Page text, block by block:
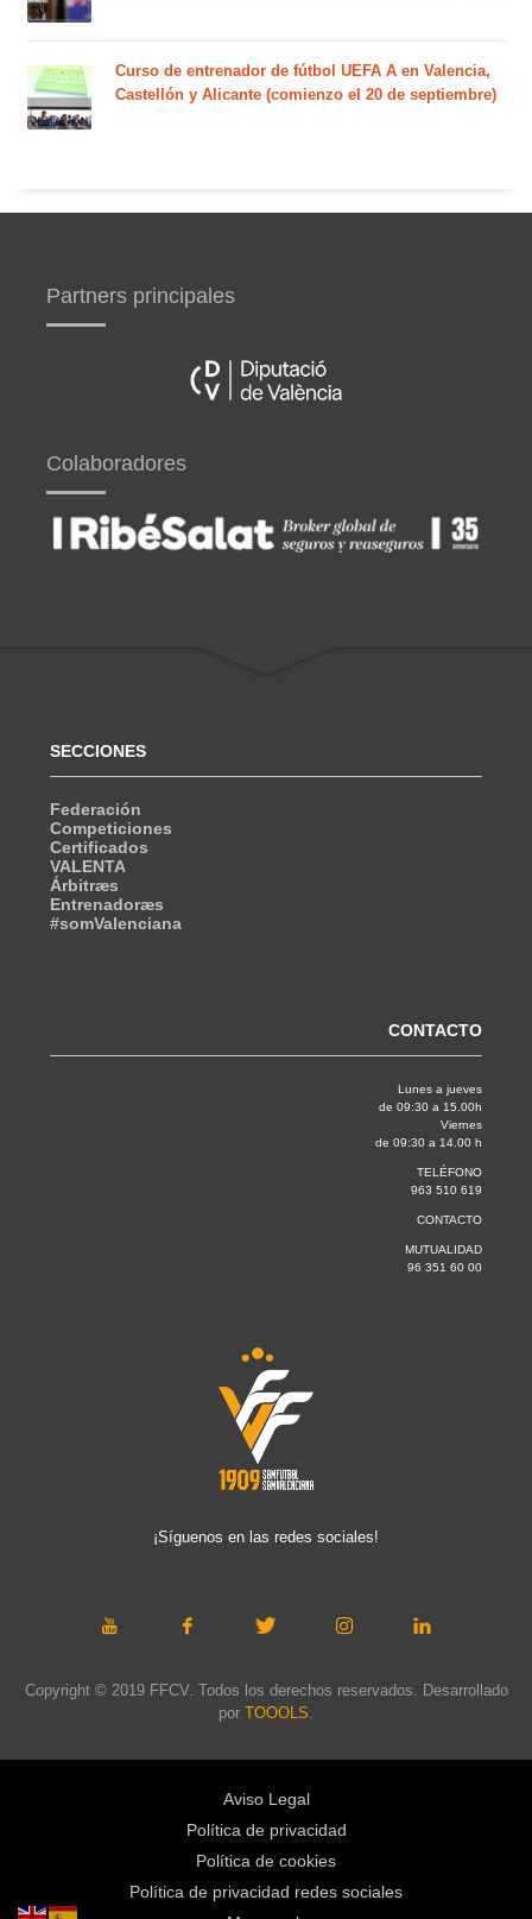
Curso de entrenador de fútbol UEFA A en Valencia,
Castellón y Alicante (comienzo el 20 de septiembre)
Partners principales
Colaboradores
SECCIONES
Federación
Competiciones
Certificados
VALENTA
Árbitræs
Entrenadoræs
#somValenciana
CONTACTO
Lunes a jueves
de 09:30 a 15.00h
Viernes
de 09:30 a 14.00 h
TELÉFONO
963 510 619
CONTACTO
MUTUALIDAD
96 351 60 00
¡Síguenos en las redes sociales!
Copyright © 2019 FFCV. Todos los derechos reservados. Desarrollado
por TOOOLS
Aviso Legal
Política de privacidad
Política de cookies
Política de privacidad redes sociales